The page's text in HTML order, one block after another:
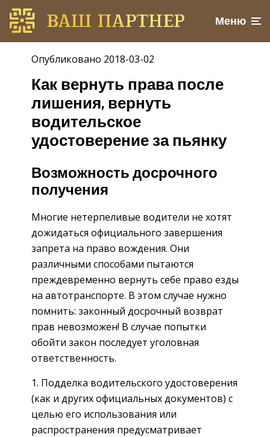
Меню
Опубликовано 2018-03-02
Как вернуть права после
лишения, вернуть
водительское
удостоверение за пьянку
Возможность досрочного
получения
Многие нетерпеливые водители не хотят
дожидаться официального завершения
запрета на право вождения. Они
различными способами пытаются
преждевременно вернуть себе право езды
на автотранспорте. В этом случае нужно
помнить: законный досрочный возврат
прав невозможен! В случае попытки
обойти закон последует уголовная
ответственность.
Подделка водительского удостоверения
(как и других официальных документов) с
целью его использования или
распространения предусматривает